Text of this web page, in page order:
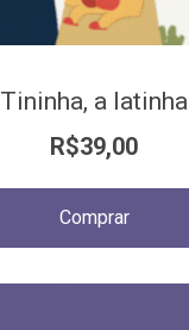
Tininha, a latinha
R$39,00
Comprar